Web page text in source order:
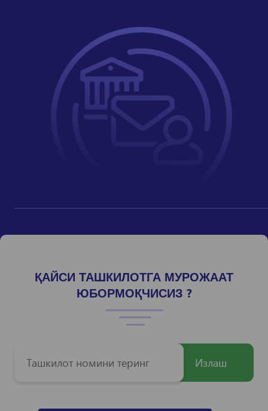
ҚАЙСИ ТАШКИЛОТГА МУРОЖААТ
ЮБОРМОҚЧИСИЗ ?
Излаш